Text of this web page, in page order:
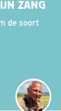
ZANG
de soort